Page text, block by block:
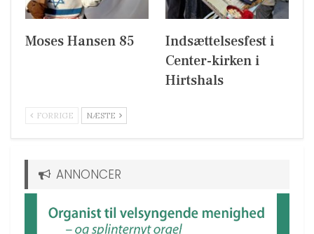
Moses Hansen 85
Indsættelsesfest i
Center-kirken i
Hirtshals
FORRIGE NÆSTE
ANNONCER